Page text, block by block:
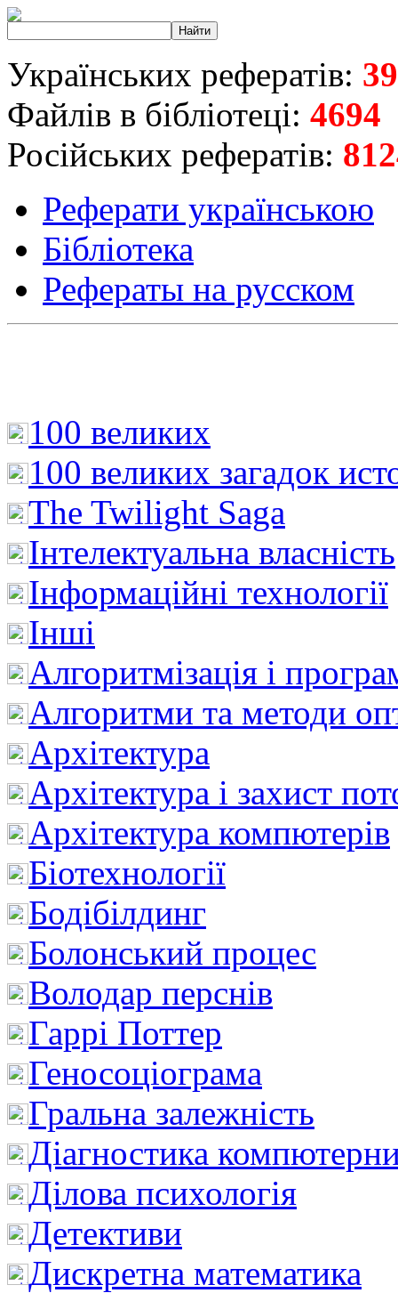
Українських рефератів:
Файлів в бібліотеці: 4694
Російських рефератів:
Реферати українською
Бібліотека
Рефераты на русском
100 великих
100 великих загадок
The Twilight Saga
Інтелектуальна влaсність
Інформаційні технології
Інші
Алгоритмізація і
Алгоритми та методи
Архітектура
Архітектура і захист
Архітектура компютерів
Біотехнології
Бодібілдинг
Болонський процес
Володар перснів
Гаррі Поттер
Геносоціограма
Гральна залежність
Діагностика
Ділова психологія
Детективи
Дискретна математика